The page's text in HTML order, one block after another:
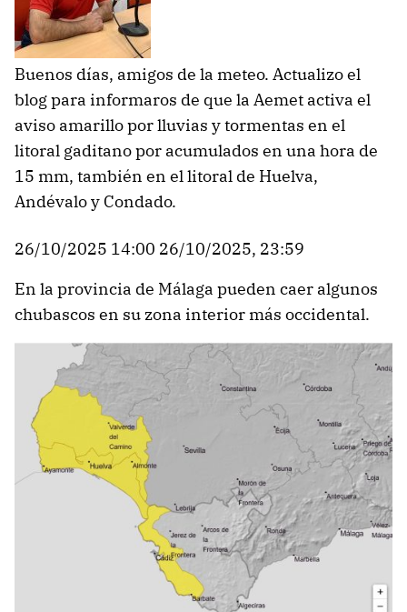
Buenos días, amigos de la meteo. Actualizo el
blog para informaros de que la Aemet activa el
aviso amarillo por lluvias y tormentas en el
litoral gaditano por acumulados en una hora de
15 mm, también en el litoral de Huelva,
Andévalo y Condado.
26/10/2025 14:00 26/10/2025, 23:59
En la provincia de Málaga pueden caer algunos
chubascos en su zona interior más occidental.